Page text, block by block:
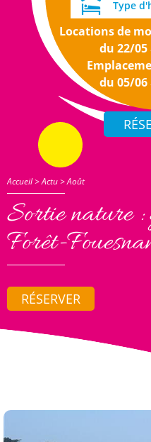
Locations de
du 22/05
du 05/06
Accueil>Actu>Août
Sortie nature :
Forêt-
RÉSERVER